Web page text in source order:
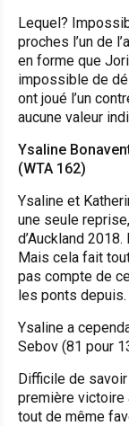
Lequel?
proches l’un de
en forme que
impossible de
ont joué l’un
aucune valeur
Ysaline
(WTA 162)
Ysaline et
une seule
d’Auckland
Mais cela fait
pas compte de
les ponts depuis.
Ysaline a
Sebov (81 pour
Difficile de
première victoire
tout de même